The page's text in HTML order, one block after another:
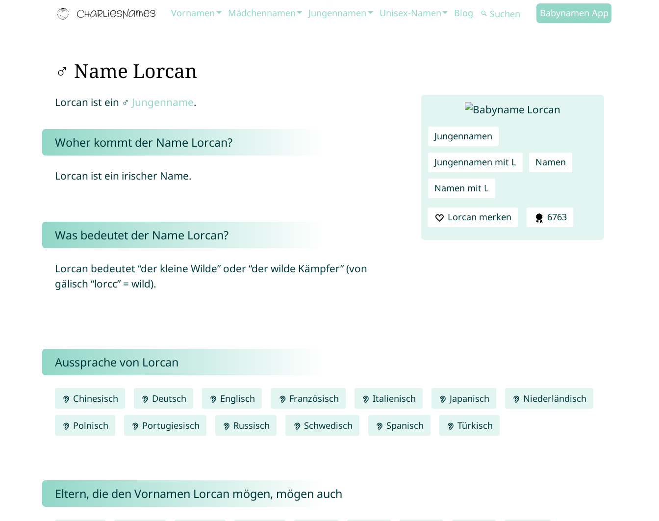
Vornamen Mädchennamen Jungennamen Unisex-Namen Blog Babynamen App
♂ Name Lorcan
Jungennamen
Jungennamen mit L Namen
Namen mit L
Lorcan merken 6763
Lorcan ist ein ♂ Jungenname.
Woher kommt der Name Lorcan?
Lorcan ist ein irischer Name.
Was bedeutet der Name Lorcan?
Lorcan bedeutet “der kleine Wilde” oder “der wilde Kämpfer” (von
gälisch “lorcc” = wild).
Aussprache von Lorcan
Chinesisch Deutsch Englisch Französisch Italienisch Japanisch Niederländisch
Polnisch Portugiesisch Russisch Schwedisch Spanisch Türkisch
Eltern, die den Vornamen Lorcan mögen, mögen auch